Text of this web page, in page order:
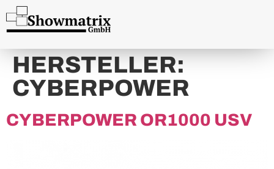
content
HERSTELLER:
CYBERPOWER
CYBERPOWER OR1000 USV